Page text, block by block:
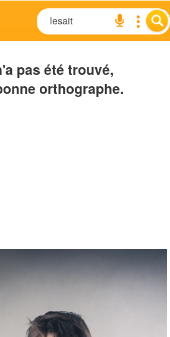
pas été trouvé,
orthographe.